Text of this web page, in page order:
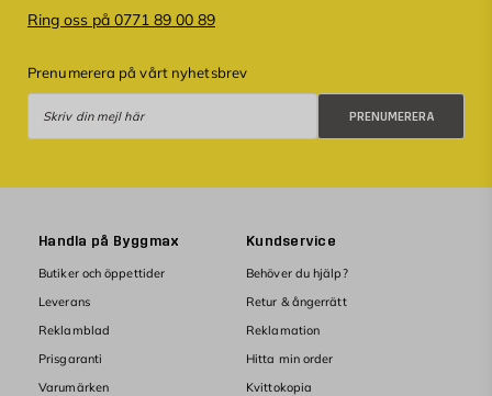
Ring oss på 0771 89 00 89
Prenumerera på vårt nyhetsbrev
PRENUMERERA
Handla på Byggmax
Butiker och öppettider
Leverans
Reklamblad
Prisgaranti
Varumärken
Kundservice
Behöver du hjälp?
Retur & ångerrätt
Reklamation
Hitta min order
Kvittokopia